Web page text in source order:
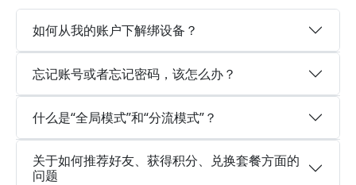
如何从我的账户下解绑设备？
忘记账号或者忘记密码，该怎么办？
什么是“全局模式”和“分流模式”？
关于如何推荐好友、获得积分、兑换套餐方面的
问题